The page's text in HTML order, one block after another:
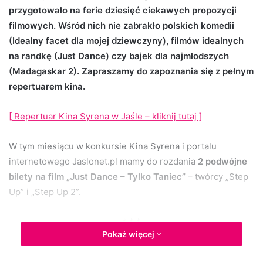
d
a
n
e
m
a
przygotowało na ferie dziesięć ciekawych propozycji
filmowych. Wśród nich nie zabrakło polskich komedii
(Idealny facet dla mojej dziewczyny), filmów idealnych
na randkę (Just Dance) czy bajek dla najmłodszych
(Madagaskar 2). Zapraszamy do zapoznania się z pełnym
repertuarem kina.
[ Repertuar Kina Syrena w Jaśle – kliknij tutaj ]
W tym miesiącu w konkursie Kina Syrena i portalu
internetowego Jaslonet.pl mamy do rozdania 2 podwójne
bilety na film „Just Dance – Tylko Taniec” – twórcy „Step
Up” i „Step Up 2”.
* * *
Pokaż więcej